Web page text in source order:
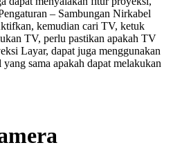
– Sambungan Nirkabel
kemudian cari TV, ketuk
TV, perlu pastikan apakah TV
Layar, dapat juga menggunakan
sama apakah dapat melakukan